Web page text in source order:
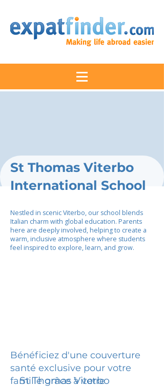
St Thomas Viterbo
International School
Nestled in scenic Viterbo, our school blends
Italian charm with global education. Parents
here are deeply involved, helping to create a
warm, inclusive atmosphere where students
feel inspired to explore, learn, and grow.
Bénéficiez d'une couverture
santé exclusive pour votre
famille grâce à votre
St Thomas Viterbo